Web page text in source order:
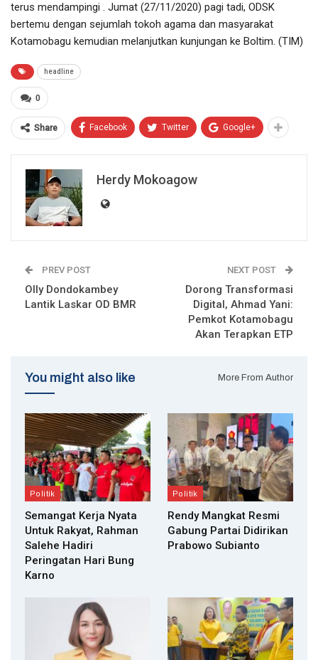
terus mendampingi . Jumat (27/11/2020) pagi tadi, ODSK
bertemu dengan sejumlah tokoh agama dan masyarakat
Kotamobagu kemudian melanjutkan kunjungan ke Boltim. (TIM)
headline
0
Share Facebook Twitter Google+
Herdy Mokoagow
PREV POST
Olly Dondokambey
Lantik Laskar OD BMR
NEXT POST
Dorong Transformasi
Digital, Ahmad Yani:
Pemkot Kotamobagu
Akan Terapkan ETP
You might also like More From Author
Politik
Semangat Kerja Nyata
Untuk Rakyat, Rahman
Salehe Hadiri
Peringatan Hari Bung
Karno
Politik
Rendy Mangkat Resmi
Gabung Partai Didirikan
Prabowo Subianto